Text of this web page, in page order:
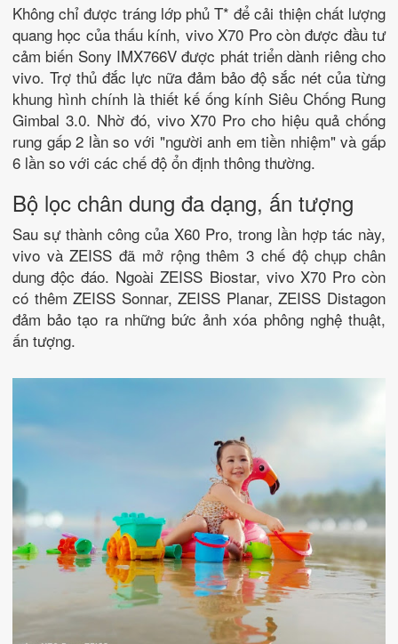
Không chỉ được tráng lớp phủ T* để cải thiện chất lượng
quang học của thấu kính, vivo X70 Pro còn được đầu tư
cảm biến Sony IMX766V được phát triển dành riêng cho
vivo. Trợ thủ đắc lực nữa đảm bảo độ sắc nét của từng
khung hình chính là thiết kế ống kính Siêu Chống Rung
Gimbal 3.0. Nhờ đó, vivo X70 Pro cho hiệu quả chống
rung gấp 2 lần so với "người anh em tiền nhiệm" và gấp
6 lần so với các chế độ ổn định thông thường.
Bộ lọc chân dung đa dạng, ấn tượng
Sau sự thành công của X60 Pro, trong lần hợp tác này,
vivo và ZEISS đã mở rộng thêm 3 chế độ chụp chân
dung độc đáo. Ngoài ZEISS Biostar, vivo X70 Pro còn
có thêm ZEISS Sonnar, ZEISS Planar, ZEISS Distagon
đảm bảo tạo ra những bức ảnh xóa phông nghệ thuật,
ấn tượng.